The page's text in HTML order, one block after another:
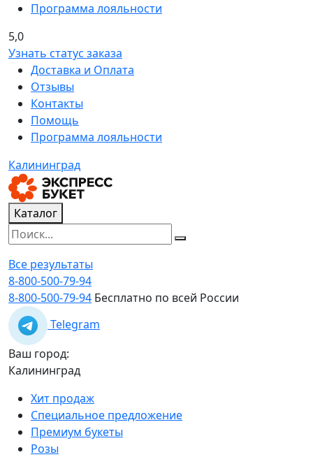
Программа лояльности
5,0
Узнать статус заказа
Доставка и Оплата
Отзывы
Контакты
Помощь
Программа лояльности
Калининград
Каталог
Все результаты
8-800-500-79-94
8-800-500-79-94 Бесплатно по всей России
Telegram
Ваш город:
Калининград
Хит продаж
Специальное предложение
Премиум букеты
Розы